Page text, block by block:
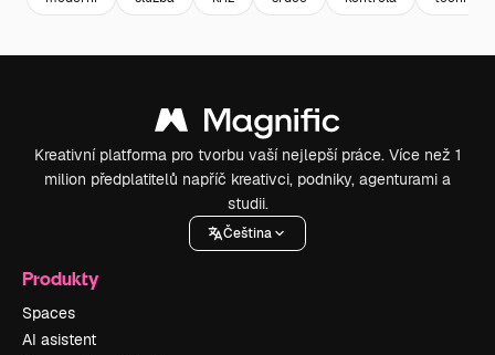
Kreativní platforma pro tvorbu vaší nejlepší práce. Více než 1
milion předplatitelů napříč kreativci, podniky, agenturami a
studii.
Čeština
Produkty
Spaces
AI asistent